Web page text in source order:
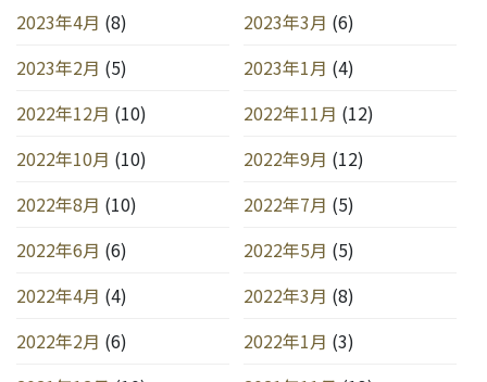
2023年4月 (8) 2023年3月 (6)
2023年2月 (5) 2023年1月 (4)
2022年12月 (10) 2022年11月 (12)
2022年10月 (10) 2022年9月 (12)
2022年8月 (10) 2022年7月 (5)
2022年6月 (6) 2022年5月 (5)
2022年4月 (4) 2022年3月 (8)
2022年2月 (6) 2022年1月 (3)